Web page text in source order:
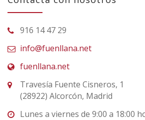
916 14 47 29
info@fuenllana.net
fuenllana.net
Travesía Fuente Cisneros, 1
(28922) Alcorcón, Madrid
Lunes a viernes de 9:00 a 18:00